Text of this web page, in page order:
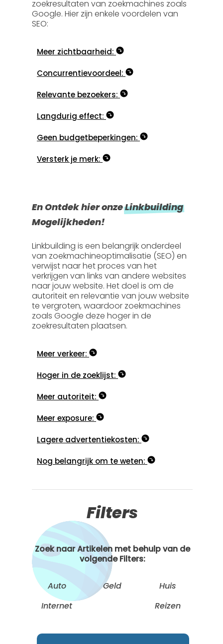
zoekresultaten van zoekmachines zoals
Google. Hier zijn enkele voordelen van
SEO:
Meer zichtbaarheid:
Concurrentievoordeel:
Relevante bezoekers:
Langdurig effect:
Geen budgetbeperkingen:
Versterk je merk:
En Ontdek hier onzeLinkbuilding
Mogelijkheden!
Linkbuilding is een belangrijk onderdeel
van zoekmachineoptimalisatie (SEO) en
verwijst naar het proces van het
verkrijgen van links van andere websites
naar jouw website. Het doel is om de
autoriteit en relevantie van jouw website
te vergroten, waardoor zoekmachines
zoals Google deze hoger in de
zoekresultaten plaatsen.
Meer verkeer:
Hoger in de zoeklijst:
Meer autoriteit:
Meer exposure:
Lagere advertentiekosten:
Nog belangrijk om te weten:
Filters
Zoek naar Artikelen met behulp van de
volgende Filters:
Auto Geld
Huis
Internet
Reizen